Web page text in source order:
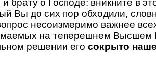
брату о Господе: вникните в
Вы до сих пор обходили,
несоизмеримо важнее
на теперешнем Высшем
решении его сокрыто